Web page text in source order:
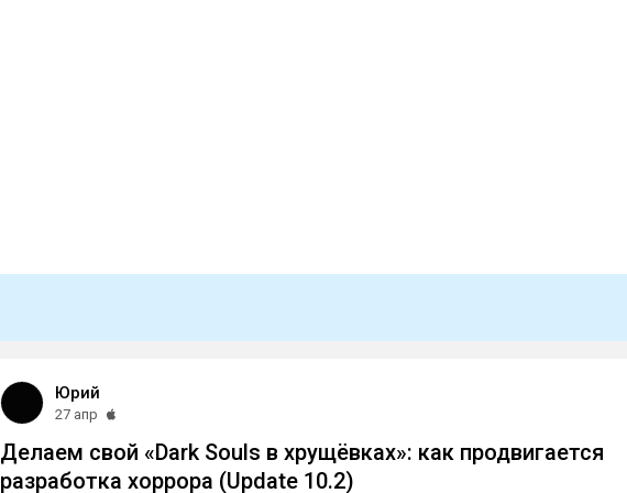
Юрий
27 апр
Делаем свой «Dark Souls в хрущёвках»: как продвигается
разработка хоррора (Update 10.2)